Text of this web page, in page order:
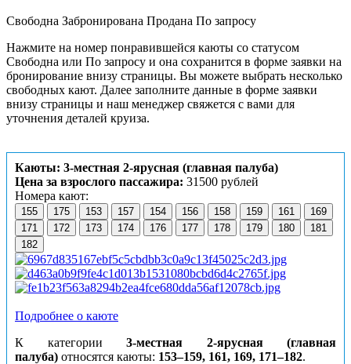
Свободна Забронирована Продана По запросу
Нажмите на номер понравившейся каюты со статусом
Свободна или По запросу и она сохранится в форме заявки на
бронирование внизу страницы. Вы можете выбрать несколько
свободных кают. Далее заполните данные в форме заявки
внизу страницы и наш менеджер свяжется с вами для
уточнения деталей круиза.
Каюты: 3-местная 2-ярусная (главная палуба)
Цена за взрослого пассажира: 31500 рублей
Номера кают:
155 175 153 157 154 156 158 159 161
169
171
172 173 174 176 177 178 179 180
181
182
Подробнее о каюте
К категории 3-местная 2-ярусная (главная
палуба) относятся каюты: 153–159, 161, 169, 171–182.